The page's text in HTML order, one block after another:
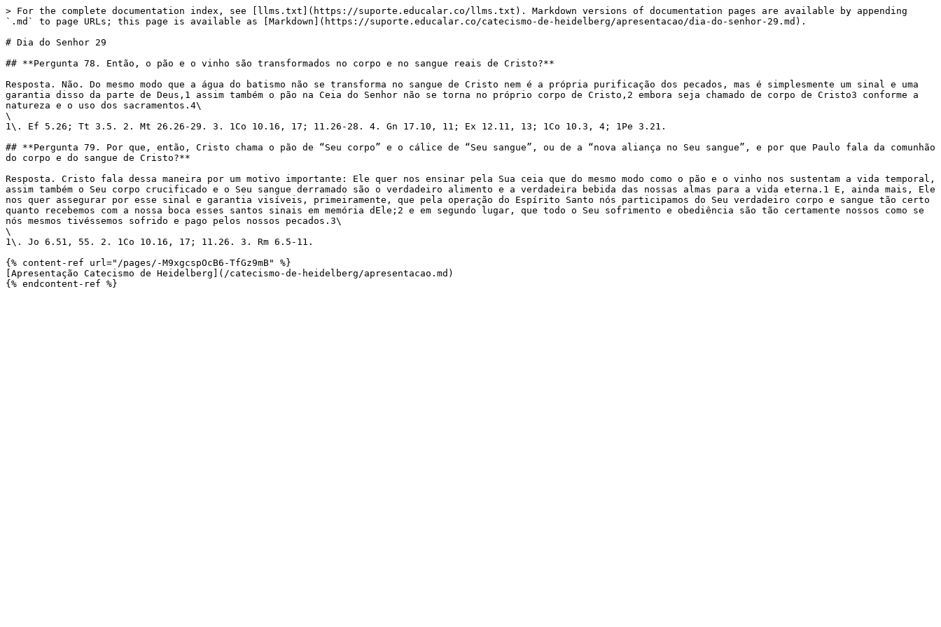
> For the complete documentation index, see [llms.txt](https://suporte.educalar.co/llms.txt). Markdown versions of documentation pages are available by appending
`.md` to page URLs; this page is available as [Markdown](https://suporte.educalar.co/catecismo-de-heidelberg/apresentacao/dia-do-senhor-29.md).
# Dia do Senhor 29
## **Pergunta 78. Então, o pão e o vinho são transformados no corpo e no sangue reais de Cristo?**
Resposta. Não. Do mesmo modo que a água do batismo não se transforma no sangue de Cristo nem é a própria purificação dos pecados, mas é simplesmente um sinal e uma
garantia disso da parte de Deus,1 assim também o pão na Ceia do Senhor não se torna no próprio corpo de Cristo,2 embora seja chamado de corpo de Cristo3 conforme a
natureza e o uso dos sacramentos.4\
\
1\. Ef 5.26; Tt 3.5. 2. Mt 26.26-29. 3. 1Co 10.16, 17; 11.26-28. 4. Gn 17.10, 11; Ex 12.11, 13; 1Co 10.3, 4; 1Pe 3.21.
## **Pergunta 79. Por que, então, Cristo chama o pão de “Seu corpo” e o cálice de “Seu sangue”, ou de a “nova aliança no Seu sangue”, e por que Paulo fala da comunhão
do corpo e do sangue de Cristo?**
Resposta. Cristo fala dessa maneira por um motivo importante: Ele quer nos ensinar pela Sua ceia que do mesmo modo como o pão e o vinho nos sustentam a vida temporal,
assim também o Seu corpo crucificado e o Seu sangue derramado são o verdadeiro alimento e a verdadeira bebida das nossas almas para a vida eterna.1 E, ainda mais, Ele
nos quer assegurar por esse sinal e garantia visíveis, primeiramente, que pela operação do Espírito Santo nós participamos do Seu verdadeiro corpo e sangue tão certo
quanto recebemos com a nossa boca esses santos sinais em memória dEle;2 e em segundo lugar, que todo o Seu sofrimento e obediência são tão certamente nossos como se
nós mesmos tivéssemos sofrido e pago pelos nossos pecados.3\
\
1\. Jo 6.51, 55. 2. 1Co 10.16, 17; 11.26. 3. Rm 6.5-11.
{% content-ref url="/pages/-M9xgcspOcB6-TfGz9mB" %}
[Apresentação Catecismo de Heidelberg](/catecismo-de-heidelberg/apresentacao.md)